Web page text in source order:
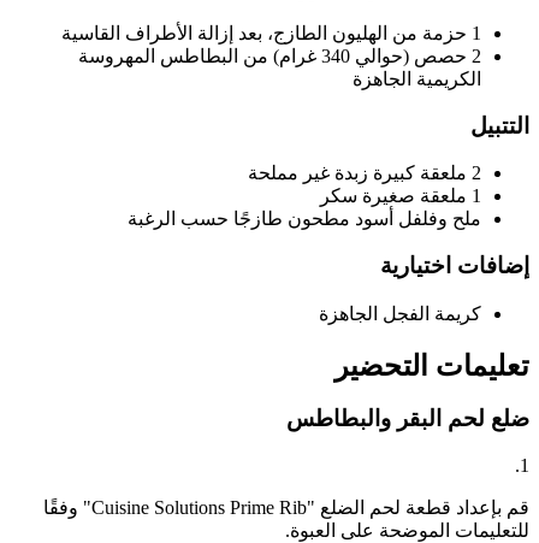
1 حزمة من الهليون الطازج، بعد إزالة الأطراف القاسية
2 حصص (حوالي 340 غرام) من البطاطس المهروسة
الكريمية الجاهزة
التتبيل
2 ملعقة كبيرة زبدة غير مملحة
1 ملعقة صغيرة سكر
ملح وفلفل أسود مطحون طازجًا حسب الرغبة
إضافات اختيارية
كريمة الفجل الجاهزة
تعليمات التحضير
ضلع لحم البقر والبطاطس
1.
قم بإعداد قطعة لحم الضلع "Cuisine Solutions Prime Rib" وفقًا
للتعليمات الموضحة على العبوة.